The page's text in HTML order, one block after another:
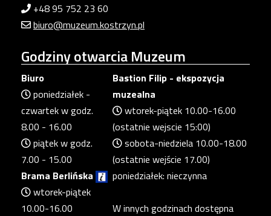
+48 95 752 23 60
biuro@muzeum.kostrzyn.pl
Godzinyotwarcia Muzeum
Biuro
poniedziałek -
czwartek w godz.
8.00 - 16.00
piątek w godz.
7.00 - 15.00
Brama Berlińska
wtorek-piątek
10.00-16.00
Bastion Filip - ekspozycja
muzealna
wtorek-piątek 10.00-16.00
(ostatnie wejscie 15:00)
sobota-niedziela 10.00-18.00
(ostatnie wejście 17.00)
poniedziałek: nieczynna
W innych godzinach dostępna